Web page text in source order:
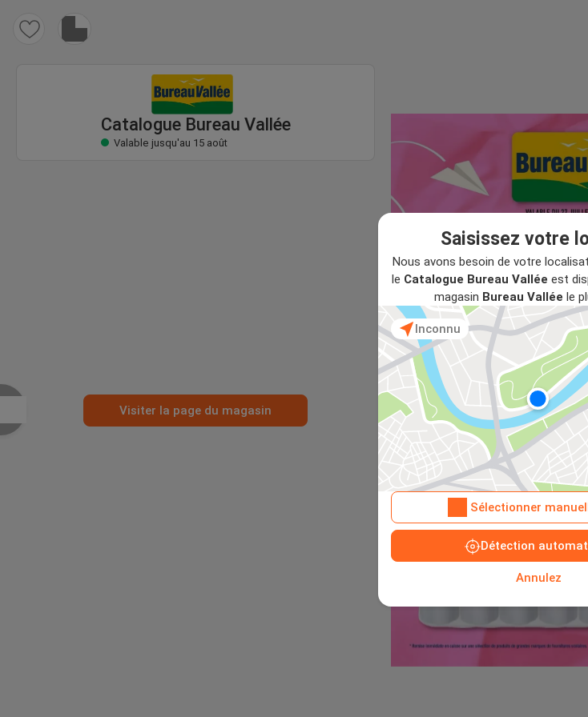
Saisissez votre
Nous avons besoin de votre
le Catalogue Bureau Vallée est
magasin Bureau Vallée le
Inconnu
Sélectionner
Détection
Annulez
Catalogue Bureau Vallée
Catalogue Bureau Vallée
Valable jusqu'au 15 août
Visiter la page du magasin